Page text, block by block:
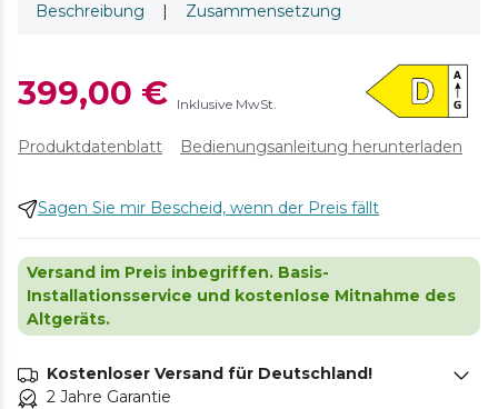
Beschreibung | Zusammensetzung
399,00 € Inklusive MwSt.
Produktdatenblatt Bedienungsanleitung herunterladen
Sagen Sie mir Bescheid, wenn der Preis fällt
Versand im Preis inbegriffen. Basis-
Installationsservice und kostenlose Mitnahme des
Altgeräts.
Kostenloser Versand für Deutschland!
2 Jahre Garantie